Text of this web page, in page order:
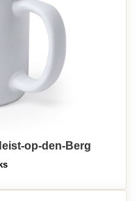
op-den-Berg